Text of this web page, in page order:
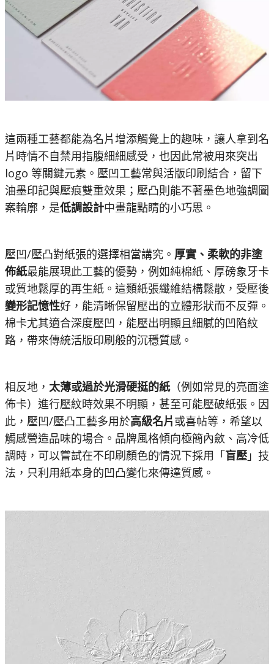
這兩種工藝都能為名片增添觸覺上的趣味，讓人拿到名
片時情不自禁用指腹細細感受，也因此常被用來突出
logo 等關鍵元素。壓凹工藝常與活版印刷結合，留下
油墨印記與壓痕雙重效果；壓凸則能不著墨色地強調圖
案輪廓，是低調設計中畫龍點睛的小巧思。
壓凹/壓凸對紙張的選擇相當講究。 厚實、柔軟的非塗
佈紙最能展現此工藝的優勢，例如純棉紙、厚磅象牙卡
或質地鬆厚的再生紙。這類紙張纖維結構鬆散，受壓後
變形記憶性好，能清晰保留壓出的立體形狀而不反彈。
棉卡尤其適合深度壓凹，能壓出明顯且細膩的凹陷紋
路，帶來傳統活版印刷般的沉穩質感。
相反地， 太薄或過於光滑硬挺的紙（例如常見的亮面塗
佈卡）進行壓紋時效果不明顯，甚至可能壓破紙張。因
此，壓凹/壓凸工藝多用於高級名片或喜帖等，希望以
觸感營造品味的場合。品牌風格傾向極簡內斂、高冷低
調時，可以嘗試在不印刷顏色的情況下採用「盲壓 」技
法，只利用紙本身的凹凸變化來傳達質感。